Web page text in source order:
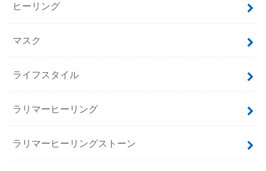
ヒーリング
マスク
ライフスタイル
ラリマーヒーリング
ラリマーヒーリングストーン